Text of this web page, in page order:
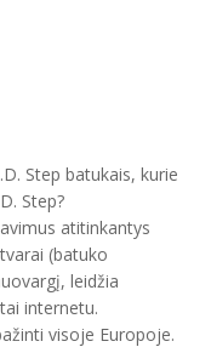
Step batukais, kurie
Step?
atitinkantys
(batuko
leidžia
internetu.
visoje Europoje.